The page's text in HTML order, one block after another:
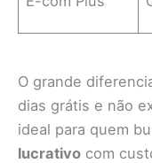
O grande
dias grátis e não
ideal para quem
lucrativo com